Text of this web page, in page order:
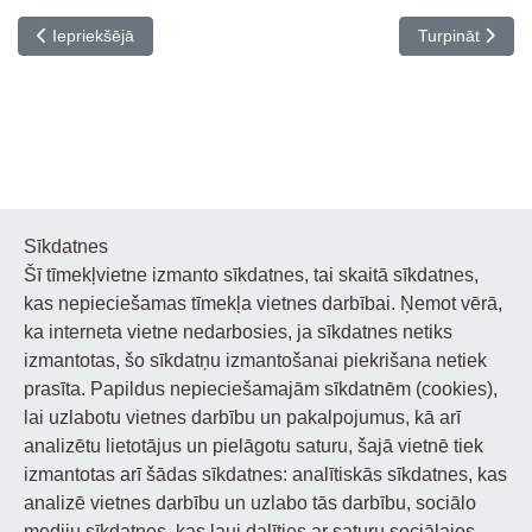
Iepriekšējais raksts: Ģitāras spēles nodaļa
Iepriekšējā Nākamais
Turpināt
Noderīgi
Privātuma politika
Sīkdatņu privātuma politika
Piekļūstamība
Sīkdatnes
Šī tīmekļvietne izmanto sīkdatnes, tai skaitā sīkdatnes,
kas nepieciešamas tīmekļa vietnes darbībai. Ņemot vērā,
ka interneta vietne nedarbosies, ja sīkdatnes netiks
izmantotas, šo sīkdatņu izmantošanai piekrišana netiek
prasīta. Papildus nepieciešamajām sīkdatnēm (cookies),
lai uzlabotu vietnes darbību un pakalpojumus, kā arī
analizētu lietotājus un pielāgotu saturu, šajā vietnē tiek
izmantotas arī šādas sīkdatnes: analītiskās sīkdatnes, kas
analizē vietnes darbību un uzlabo tās darbību, sociālo